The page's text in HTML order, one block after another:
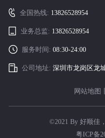
全国热线: 13826528954
业务总监: 13826528954
服务时间:08:30-24:00
公司地址:深圳市龙岗区龙
网站地图
©2021 By 好顺佳
粤ICP备